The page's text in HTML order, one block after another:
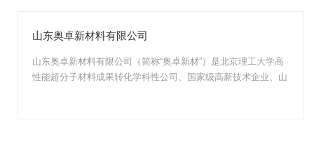
山东奥卓新材料有限公司
山东奥卓新材料有限公司（简称“奥卓新材”）是北京理工大学高
性能超分子材料成果转化学科性公司、国家级高新技术企业、山